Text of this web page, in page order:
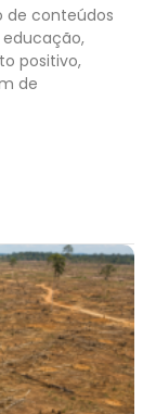
de conteúdos
positivo,
de